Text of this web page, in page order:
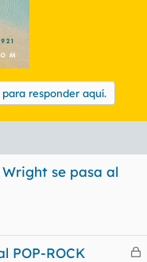
responder aquí.
se pasa al
C
POP-ROCK